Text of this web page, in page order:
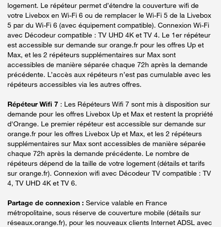
logement. Le répéteur permet d’étendre la couverture wifi de
votre Livebox en Wi-Fi 6 ou de remplacer le Wi-Fi 5 de la Livebox
5 par du Wi-Fi 6 (avec équipement compatible). Connexion Wi-Fi
avec Décodeur compatible : TV UHD 4K et TV 4. Le 1er répéteur
est accessible sur demande sur orange.fr pour les offres Up et
Max, et les 2 répéteurs supplémentaires sur Max sont
accessibles de manière séparée chaque 72h après la demande
précédente. L’accès aux répéteurs n’est pas cumulable avec les
répéteurs accessibles via les autres offres.
Répéteur Wifi 7 : Les Répéteurs Wifi 7 sont mis à disposition sur
demande pour les offres Livebox Up et Max et restent la propriété
d'Orange. Le premier répéteur est accessible sur demande sur
orange.fr pour les offres Livebox Up et Max, et les 2 répéteurs
supplémentaires sur Max sont accessibles de manière séparée
chaque 72h après la demande précédente. Le nombre de
répéteurs dépend de la taille de votre logement (détails et tarifs
sur orange.fr). Connexion wifi avec Décodeur TV compatible : TV
4, TV UHD 4K et TV 6.
Partage de connexion : Service valable en France
métropolitaine, sous réserve de couverture mobile (détails sur
réseaux.orange.fr), pour les nouveaux clients Internet ADSL avec